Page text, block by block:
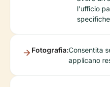
l'ufficio
Fotografia:Consentita
applicano